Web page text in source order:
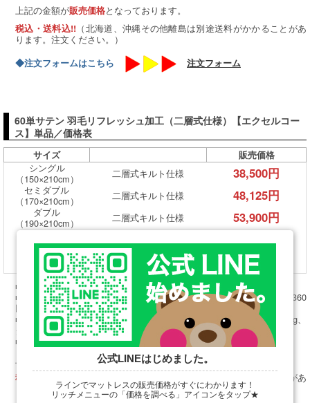
上記の金額が販売価格となっております。
税込・送料込!! （北海道、沖縄その他離島は別途送料がかかることがあ
ります。注文ください。）
◆注文フォームはこちら 注文フォーム
60単サテン 羽毛リフレッシュ加工（二層式仕様）【エクセルコー
ス】単品／価格表
サイズ 販売価格
シングル
（150×210cm）
二層式キルト仕様 38,500円
セミダブル
（170×210cm）
二層式キルト仕様 48,125円
ダブル
（190×210cm）
二層式キルト仕様 53,900円
クイーン
（210×210cm）
65,450円
キング
（230×210cm）
二層式キルト仕様 73,150円
■生地： 綿100％（超長綿） 60単サテン
■詰め物： ホワイトグースダウン90％フェザー10％ ダウンパワー360
以上
■足し羽毛重量：シングル：200g、セミダブル：250g、ダブル：300g、
クイーン：350g、キング：400g
■キルト：保温性抜群の二層式仕様になります
上記の金額が
販売価格となっております。
税込・送料込!!
（北海道、沖縄その他離島は別途送料がかかることがあ
ります。注文ください。）
公式LINEはじめました。
ラインでマットレスの販売価格がすぐにわかります！
リッチメニューの「価格を調べる」アイコンをタップ★